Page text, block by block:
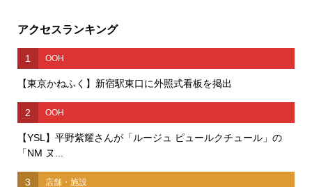
アクセスランキング
1 OOH
【東京かねふく】新宿駅東口に外照式看板を掲出
2 OOH
【YSL】平野紫耀さんが「ルージュ ピュールクチュール」の
「NM ヌ...
3 店舗・施設